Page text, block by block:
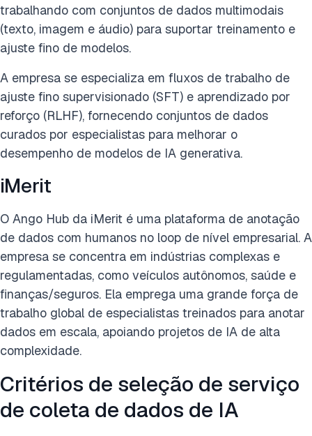
trabalhando com conjuntos de dados multimodais
(texto, imagem e áudio) para suportar treinamento e
ajuste fino de modelos.
A empresa se especializa em fluxos de trabalho de
ajuste fino supervisionado (SFT) e aprendizado por
reforço (RLHF), fornecendo conjuntos de dados
curados por especialistas para melhorar o
desempenho de modelos de IA generativa.
iMerit
O Ango Hub da iMerit é uma plataforma de anotação
de dados com humanos no loop de nível empresarial. A
empresa se concentra em indústrias complexas e
regulamentadas, como veículos autônomos, saúde e
finanças/seguros. Ela emprega uma grande força de
trabalho global de especialistas treinados para anotar
dados em escala, apoiando projetos de IA de alta
complexidade.
Critérios de seleção de serviço
de coleta de dados de IA